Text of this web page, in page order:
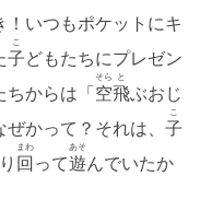
！いつもポケットにキ
子
こ
どもたちにプレゼン
ちからは「空
そら
飛
と
ぶおじ
かって？それは、 子
こ
り 回
まわ
って遊
あそ
んでいたか